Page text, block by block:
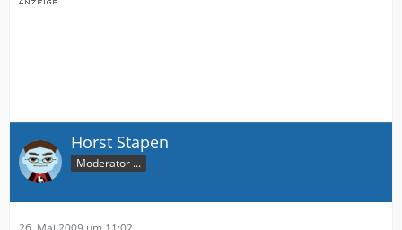
Horst Stapen
Moderator ...